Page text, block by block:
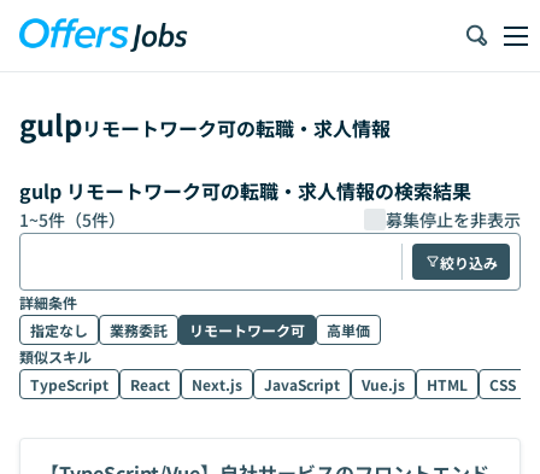
gulpリモートワーク可の転職・求人情報
gulp リモートワーク可の転職・求人情報の検索結果
1~5件（5件） 募集停止を非表示
絞り込み
詳細条件
指定なし
業務委託 リモートワーク可
高単価
類似スキル
TypeScript
React Next.js JavaScript Vue.js HTML CSS